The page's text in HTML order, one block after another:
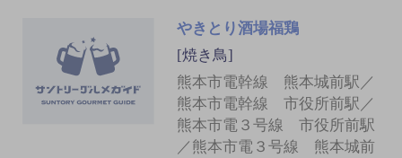
やきとり酒場福鶏
[焼き鳥]
熊本市電幹線 熊本城前駅／
熊本市電幹線 市役所前駅／
熊本市電３号線 市役所前駅
／熊本市電３号線 熊本城前